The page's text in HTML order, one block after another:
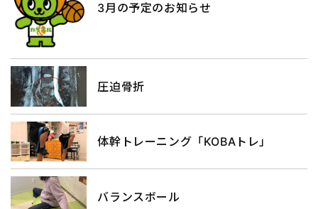
3月の予定のお知らせ
圧迫骨折
体幹トレーニング「KOBAトレ」
バランスボール